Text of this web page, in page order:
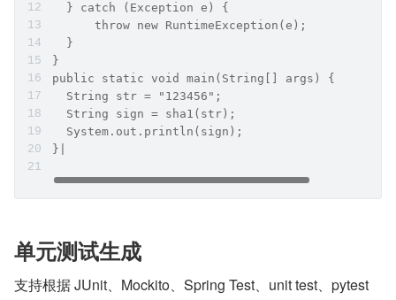
  } catch (Exception e) {
      throw new RuntimeException(e);
  }
}
public static void main(String[] args) {
  String str = "123456";
  String sign = sha1(str);
  System.out.println(sign);
}|
单元测试生成
支持根据 JUnit、Mockito、Spring Test、unit test、pytest